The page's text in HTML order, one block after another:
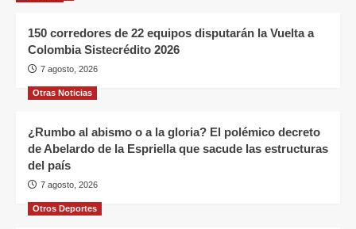
150 corredores de 22 equipos disputarán la Vuelta a
Colombia Sistecrédito 2026
7 agosto, 2026
Otras Noticias
¿Rumbo al abismo o a la gloria? El polémico decreto
de Abelardo de la Espriella que sacude las estructuras
del país
7 agosto, 2026
Otros Deportes